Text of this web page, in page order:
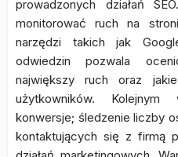
prowadzonych działań
monitorować ruch na
narzędzi takich jak
odwiedzin pozwala
największy ruch oraz
użytkowników.
konwersje; śledzenie liczby
kontaktujących się z firmą